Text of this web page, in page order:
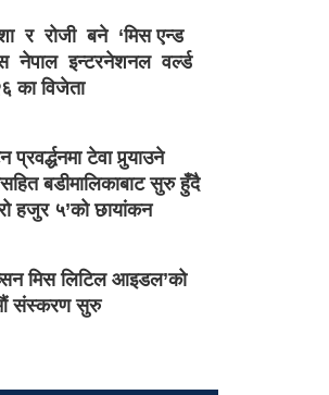
र रोजी बने ‘मिस एन्ड
नेपाल इन्टरनेशनल वर्ल्ड
का विजेता
प्रवर्द्धनमा टेवा पुर्‍याउने
बडीमालिकाबाट सुरु हुँदै
हजुर ५’को छायांकन
मिस लिटिल आइडल’को
संस्करण सुरु